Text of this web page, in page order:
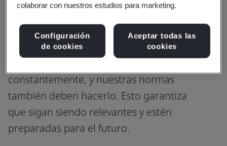
Su guía a través de los cambios en
las normas
constantemente, y nuestras normas
también deben hacerlo. Esto garantiza
que sigan siendo relevantes y estén
preparadas para el futuro.
colaborar con nuestros estudios para marketing.
Configuración
de cookies
Aceptar todas las
cookies